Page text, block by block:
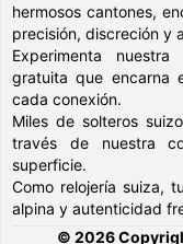
hermosos cantones,
precisión, discreción y
Experimenta nuestra
gratuita que encarna
cada conexión.
Miles de solteros
través de nuestra
superficie.
Como relojería suiza,
alpina y autenticidad
© 2026